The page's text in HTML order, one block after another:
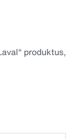
produktus,